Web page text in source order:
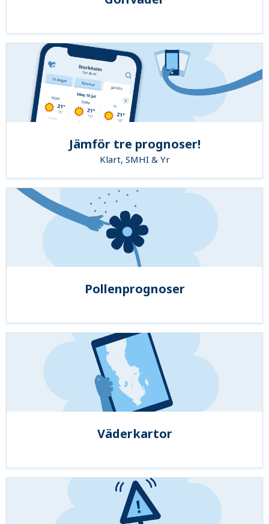
Jämför tre prognoser!
Klart, SMHI & Yr
Pollenprognoser
Väderkartor